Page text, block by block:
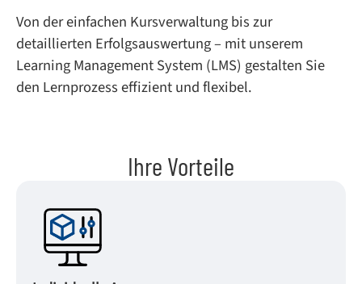
Von der einfachen Kursverwaltung bis zur
detaillierten Erfolgsauswertung – mit unserem
Learning Management System (LMS) gestalten Sie
den Lernprozess effizient und flexibel.
Ihre Vorteile